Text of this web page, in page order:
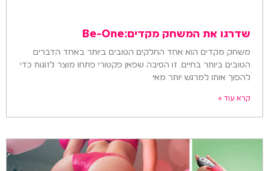
שדרגו את המשחק מקדים:Be-One
משחק מקדים הוא אחד החלקים הטובים ביותר באחד הדברים
הטובים ביותר בחיים. זו הסיבה שפאן פקטורי פתחו מוצר לזוגות כדי
להפוך אותו למרגש יותר מאי
קרא עוד »